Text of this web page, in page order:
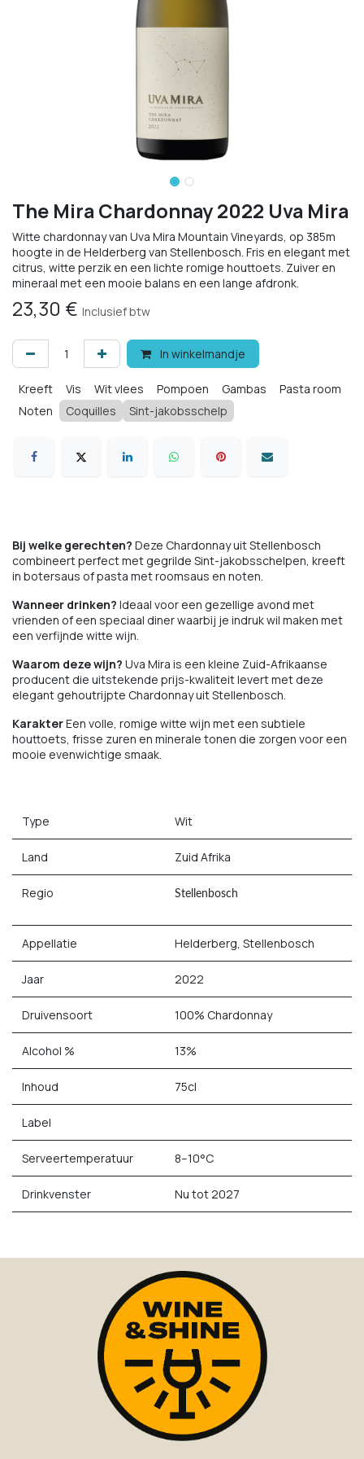
The Mira Chardonnay 2022 Uva Mira
Witte chardonnay van Uva Mira Mountain Vineyards, op 385m
hoogte in de Helderberg van Stellenbosch. Fris en elegant met
citrus, witte perzik en een lichte romige houttoets. Zuiver en
mineraal met een mooie balans en een lange afdronk.
23,30 € Inclusief btw
In winkelmandje
Kreeft Vis Wit vlees Pompoen Gambas
Pasta room
Noten
Coquilles Sint-jakobsschelp
Bij welke gerechten? Deze Chardonnay uit Stellenbosch
combineert perfect met gegrilde Sint-jakobsschelpen, kreeft
in botersaus of pasta met roomsaus en noten.
Wanneer drinken? Ideaal voor een gezellige avond met
vrienden of een speciaal diner waarbij je indruk wil maken met
een verfijnde witte wijn.
Waarom deze wijn? Uva Mira is een kleine Zuid-Afrikaanse
producent die uitstekende prijs-kwaliteit levert met deze
elegant gehoutrijpte Chardonnay uit Stellenbosch.
KarakterEen volle, romige witte wijn met een subtiele
houttoets, frisse zuren en minerale tonen die zorgen voor een
mooie evenwichtige smaak.
Type Wit
Land Zuid Afrika
Regio Stellenbosch
Appellatie Helderberg, Stellenbosch
Jaar 2022
Druivensoort 100% Chardonnay
Alcohol % 13%
Inhoud 75cl
Label
Serveertemperatuur 8–10°C
Drinkvenster Nu tot 2027